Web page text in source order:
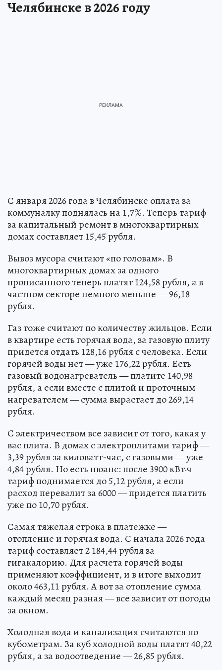
Челябинске в 2026 году
С января 2026 года в Челябинске оплата за
коммуналку поднялась на 1,7%. Теперь тариф
за капитальный ремонт в многоквартирных
домах составляет 15,45 рубля.
Вывоз мусора считают «по головам». В
многоквартирных домах за одного
прописанного теперь платят 124,58 рубля, а в
частном секторе немного меньше — 96,18
рубля.
Газ тоже считают по количеству жильцов. Если
в квартире есть горячая вода, за газовую плиту
придется отдать 128,16 рубля с человека. Если
горячей воды нет — уже 176,22 рубля. Есть
газовый водонагреватель — платите 140,98
рубля, а если вместе с плитой и проточным
нагревателем — сумма вырастает до 269,14
рубля.
С электричеством все зависит от того, какая у
вас плита. В домах с электроплитами тариф —
3,39 рубля за киловатт-час, с газовыми — уже
4,84 рубля. Но есть нюанс: после 3900 кВт·ч
тариф поднимается до 5,12 рубля, а если
расход перевалит за 6000 — придется платить
уже по 10,70 рубля.
Самая тяжелая строка в платежке —
отопление и горячая вода. С начала 2026 года
тариф составляет 2 184,44 рубля за
гигакалорию. Для расчета горячей воды
применяют коэффициент, и в итоге выходит
около 463,11 рубля. А вот за отопление сумма
каждый месяц разная — все зависит от погоды
за окном.
Холодная вода и канализация считаются по
кубометрам. За куб холодной воды платят 40,22
рубля, а за водоотведение — 26,85 рубля.